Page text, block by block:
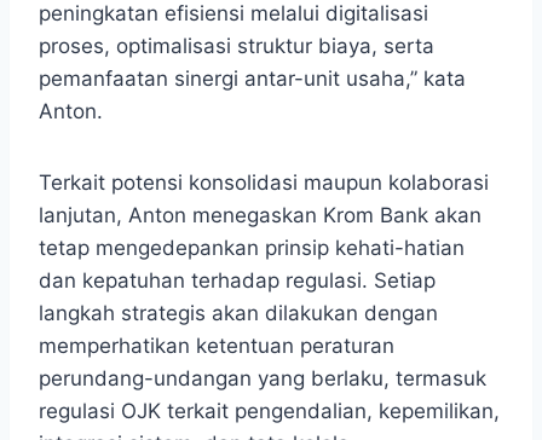
peningkatan efisiensi melalui digitalisasi
proses, optimalisasi struktur biaya, serta
pemanfaatan sinergi antar-unit usaha,” kata
Anton.
Terkait potensi konsolidasi maupun kolaborasi
lanjutan, Anton menegaskan Krom Bank akan
tetap mengedepankan prinsip kehati-hatian
dan kepatuhan terhadap regulasi. Setiap
langkah strategis akan dilakukan dengan
memperhatikan ketentuan peraturan
perundang-undangan yang berlaku, termasuk
regulasi OJK terkait pengendalian, kepemilikan,